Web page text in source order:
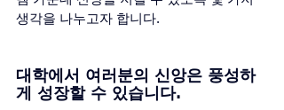
생각을 나누고자 합니다.
대학에서 여러분의 신앙은 풍성하
게 성장할 수 있습니다.